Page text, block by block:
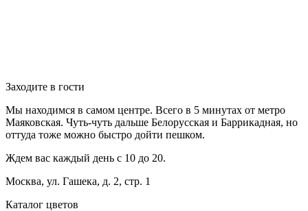
Заходите в гости
Мы находимся в самом центре. Всего в 5 минутах от метро
Маяковская. Чуть-чуть дальше Белорусская и Баррикадная, но
оттуда тоже можно быстро дойти пешком.
Ждем вас каждый день с 10 до 20.
Москва, ул. Гашека, д. 2, стр. 1
Каталог цветов